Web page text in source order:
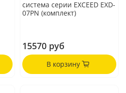
система серии EXCEED EXD-
07PN (комплект)
15570 руб
В корзину